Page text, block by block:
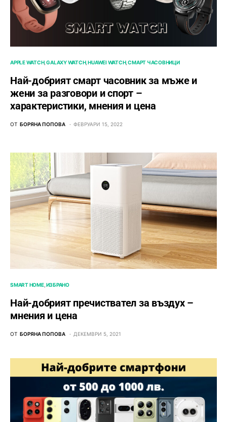
APPLE WATCH GALAXY WATCH HUAWEI WATCH СМАРТ ЧАСОВНИЦИ
Най-добрият смарт часовник за мъже и
жени за разговори и спорт –
характеристики, мнения и цена
ОТ БОРЯНА ПОПОВА ФЕВРУАРИ 15, 2022
SMART HOME ИЗБРАНО
Най-добрият пречиствател за въздух –
мнения и цена
ОТ БОРЯНА ПОПОВА ДЕКЕМВРИ 5, 2021